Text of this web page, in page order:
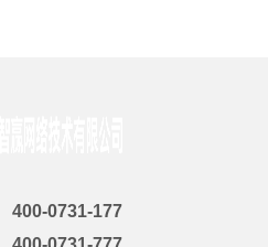
400-0731-177